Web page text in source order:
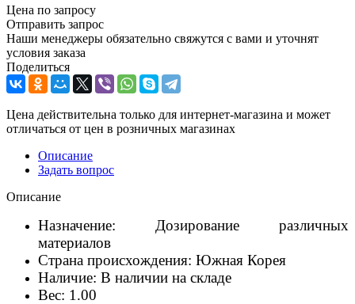
Цена по запросу
Отправить запрос
Наши менеджеры обязательно свяжутся с вами и уточнят
условия заказа
Поделиться
Цена действительна только для интернет-магазина и может
отличаться от цен в розничных магазинах
Описание
Задать вопрос
Описание
Назначение:
Дозирование различных
материалов
Страна происхождения: Южная Корея
Наличие: В наличии на складе
Вес: 1.00